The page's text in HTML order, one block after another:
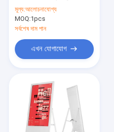
বিজ্ঞাপন প্রদর্শন
মূল্য:আলোচনাযোগ্য
MOQ:1pcs
সর্বশেষ দাম পান
এখন যোগাযোগ